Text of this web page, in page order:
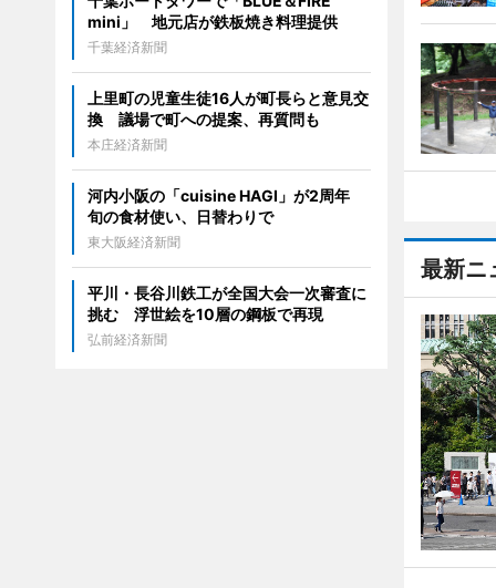
最新ニ
mini」 地元店が鉄板焼き料理提供
千葉経済新聞
上里町の児童生徒16人が町長らと意見交
換 議場で町への提案、再質問も
本庄経済新聞
河内小阪の「cuisine HAGI」が2周年
旬の食材使い、日替わりで
東大阪経済新聞
平川・長谷川鉄工が全国大会一次審査に
挑む 浮世絵を10層の鋼板で再現
弘前経済新聞